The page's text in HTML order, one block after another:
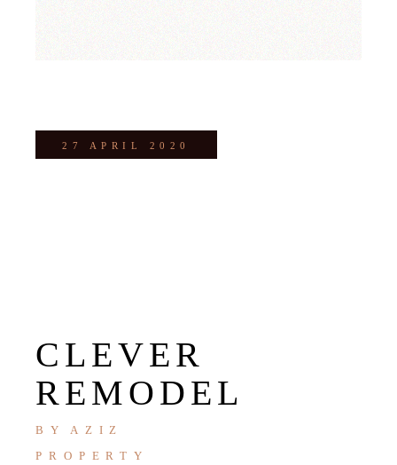
27 APRIL 2020
CLEVER
REMODEL
BY
AZIZ
PROPERTY